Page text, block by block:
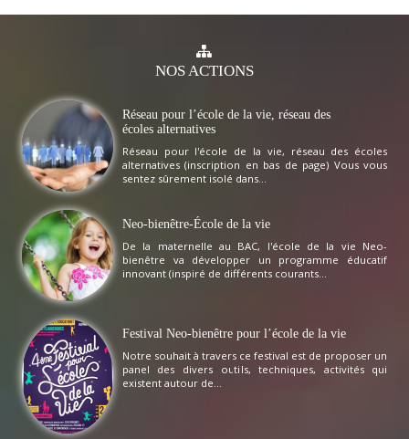
NOSACTIONS
Réseau pour l’école de la vie, réseau des
écoles alternatives
Réseau pour l'école de la vie, réseau des écoles
alternatives (inscription en bas de page) Vous vous
sentez sûrement isolé dans...
Neo-bienêtre-École de la vie
De la maternelle au BAC, l'école de la vie Neo-
bienêtre va développer un programme éducatif
innovant (inspiré de différents courants...
Festival Neo-bienêtre pour l’école de la vie
Notre souhait à travers ce festival est de proposer un
panel des divers outils, techniques, activités qui
existent autour de...